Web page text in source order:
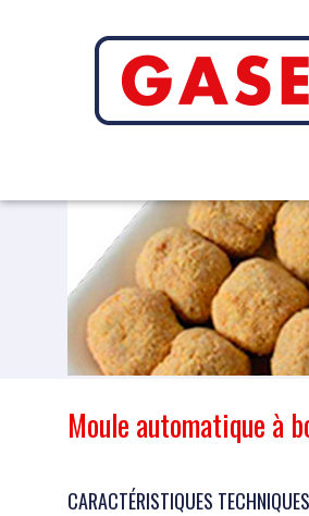
Moule automatique à
CARACTÉRISTIQUES TECHNIQUES